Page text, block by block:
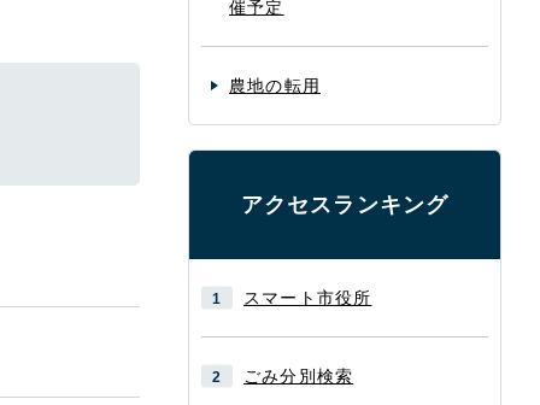
催予定
農地の転用
アクセスランキング
スマート市役所
ごみ分別検索